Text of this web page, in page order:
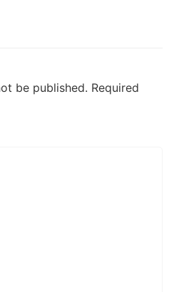
be published. Required